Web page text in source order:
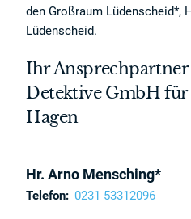
den Großraum Lüdenscheid*,
Lüdenscheid.
Ihr Ansprechpartner
Detektive GmbH
Hagen
Hr. Arno Mensching*
Telefon: 0231 53312096